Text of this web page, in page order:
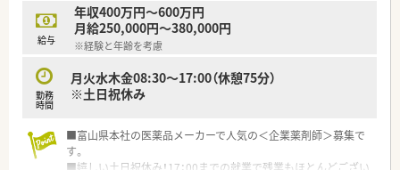
給与
年収400万円～600万円
月給250,000円～380,000円
※経験と年齢を考慮
勤務
時間
月火水木金08:30～17:00（休憩75分）
※土日祝休み
■富山県本社の医薬品メーカーで人気の＜企業薬剤師＞募集で
す。